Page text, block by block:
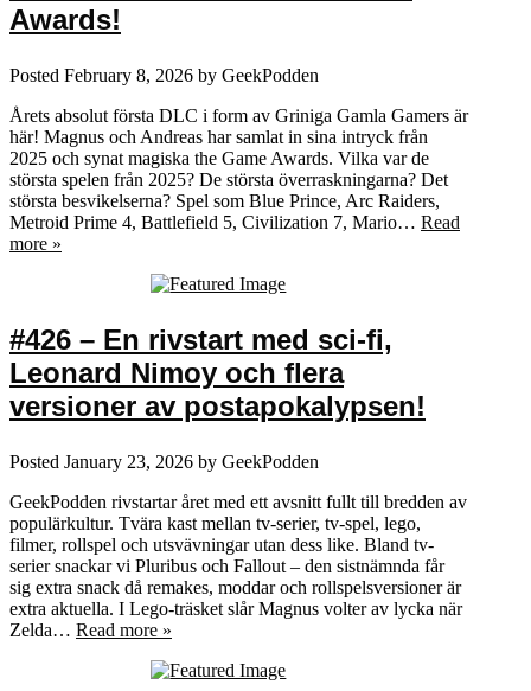
Awards!
Posted February 8, 2026 by GeekPodden
Årets absolut första DLC i form av Griniga Gamla Gamers är
här! Magnus och Andreas har samlat in sina intryck från
2025 och synat magiska the Game Awards. Vilka var de
största spelen från 2025? De största överraskningarna? Det
största besvikelserna? Spel som Blue Prince, Arc Raiders,
Metroid Prime 4, Battlefield 5, Civilization 7, Mario… Read
more »
#426 – En rivstart med sci-fi,
Leonard Nimoy och flera
versioner av postapokalypsen!
Posted January 23, 2026 by GeekPodden
GeekPodden rivstartar året med ett avsnitt fullt till bredden av
populärkultur. Tvära kast mellan tv-serier, tv-spel, lego,
filmer, rollspel och utsvävningar utan dess like. Bland tv-
serier snackar vi Pluribus och Fallout – den sistnämnda får
sig extra snack då remakes, moddar och rollspelsversioner är
extra aktuella. I Lego-träsket slår Magnus volter av lycka när
Zelda… Read more »